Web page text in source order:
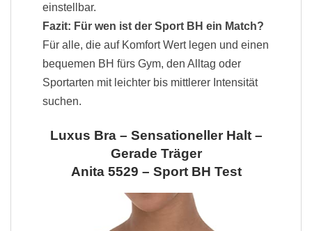
einstellbar.
Fazit: Für wen ist der Sport BH ein Match?
Für alle, die auf Komfort Wert legen und einen
bequemen BH fürs Gym, den Alltag oder
Sportarten mit leichter bis mittlerer Intensität
suchen.
Luxus Bra – Sensationeller Halt –
Gerade Träger
Anita 5529 – Sport BH Test